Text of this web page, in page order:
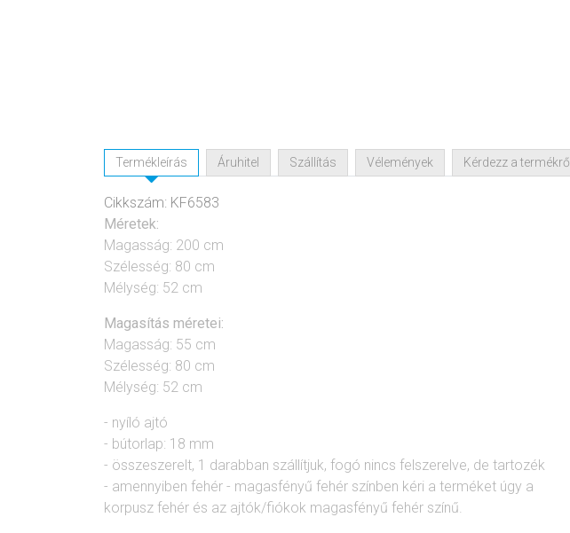
Termékleírás Áruhitel Szállítás Vélemények Kérdezz a termékről
Cikkszám: KF6583
Méretek:
Magasság: 200 cm
Szélesség: 80 cm
Mélység: 52 cm
Magasítás méretei:
Magasság: 55 cm
Szélesség: 80 cm
Mélység: 52 cm
- nyíló ajtó
- bútorlap: 18 mm
- összeszerelt, 1 darabban szállítjuk, fogó nincs felszerelve, de tartozék
- amennyiben fehér - magasfényű fehér színben kéri a terméket úgy a
korpusz fehér és az ajtók/fiókok magasfényű fehér színű.